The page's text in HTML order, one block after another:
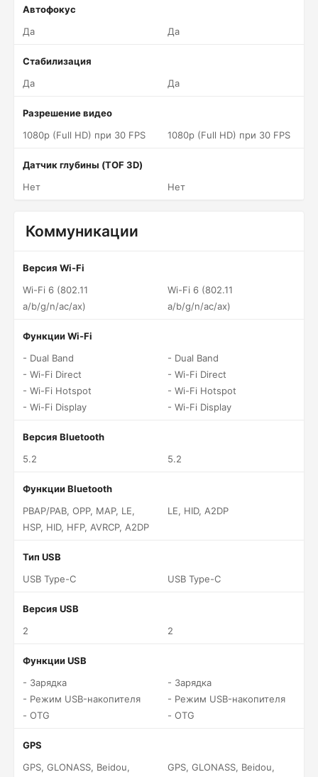
Автофокус
Да
Да
Стабилизация
Да
Да
Разрешение видео
1080p (Full HD) при 30 FPS
1080p (Full HD) при 30 FPS
Датчик глубины (TOF 3D)
Нет
Нет
Коммуникации
Версия Wi-Fi
Wi-Fi 6 (802.11
a/b/g/n/ac/ax)
Wi-Fi 6 (802.11
a/b/g/n/ac/ax)
Функции Wi-Fi
- Dual Band
- Wi-Fi Direct
- Wi-Fi Hotspot
- Wi-Fi Display
- Dual Band
- Wi-Fi Direct
- Wi-Fi Hotspot
- Wi-Fi Display
Версия Bluetooth
5.2
5.2
Функции Bluetooth
PBAP/PAB, OPP, MAP, LE,
HSP, HID, HFP, AVRCP, A2DP
LE, HID, A2DP
Тип USB
USB Type-C
USB Type-C
Версия USB
2
2
Функции USB
- Зарядка
- Режим USB-накопителя
- OTG
- Зарядка
- Режим USB-накопителя
- OTG
GPS
GPS, GLONASS, Beidou,
GPS, GLONASS, Beidou,